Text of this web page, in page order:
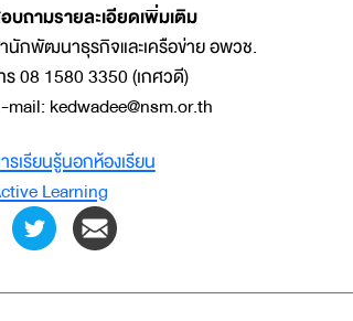
บถามรายละเอียดเพิ่มเติม
นักพัฒนาธุรกิจและเครือข่าย อพวช.
ร 08 1580 3350 (เกศวดี)
mail: kedwadee@nsm.or.th
รเรียนรู้นอกห้องเรียน
Learning